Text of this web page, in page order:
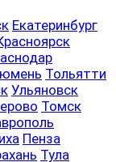
Екатеринбург
Тольятти
Ульяновск
Томск
Пенза
Тула